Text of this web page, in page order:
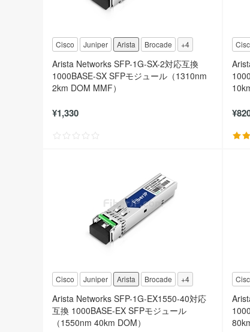
Cisco Juniper Arista Brocade +4
Arista Networks SFP-1G-SX-2対応互換
1000BASE-SX SFPモジュール（1310nm
2km DOM MMF）
¥1,330
Cisco Juniper Arista Brocade +4
Arista Networks SFP-1G-EX1550-40対応
互換 1000BASE-EX SFPモジュール
（1550nm 40km DOM）